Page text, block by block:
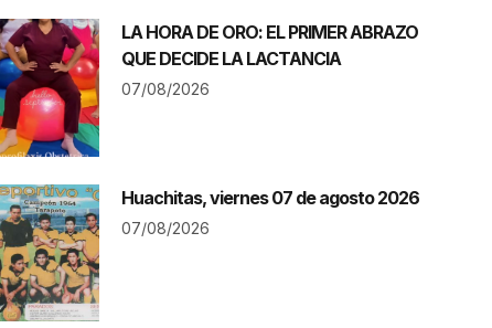
LA HORA DE ORO: EL PRIMER ABRAZO
QUE DECIDE LA LACTANCIA
07/08/2026
Huachitas, viernes 07 de agosto 2026
07/08/2026